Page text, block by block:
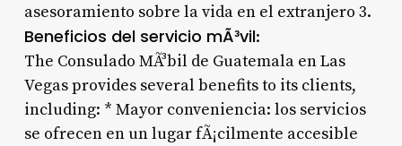
asesoramiento sobre la vida en el extranjero 3.
Beneficios del servicio mÃ³vil:
The Consulado MÃ³bil de Guatemala en Las
Vegas provides several benefits to its clients,
including: * Mayor conveniencia: los servicios
se ofrecen en un lugar fÃ¡cilmente accesible